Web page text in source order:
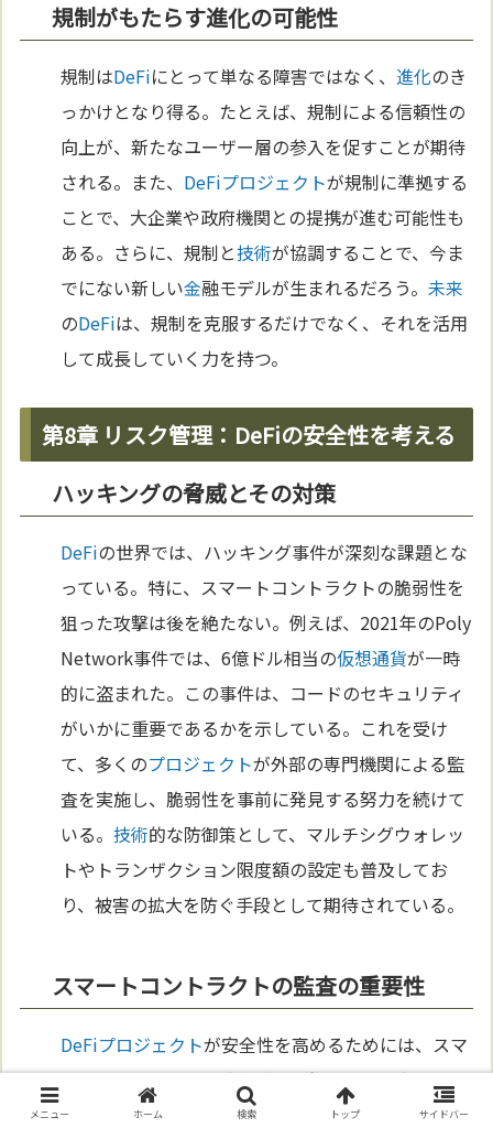
規制がもたらす進化の可能性
規制はDeFiにとって単なる障害ではなく、進化のき
っかけとなり得る。たとえば、規制による信頼性の
向上が、新たなユーザー層の参入を促すことが期待
される。また、 DeFiプロジェクトが規制に準拠する
ことで、大企業や政府機関との提携が進む可能性も
ある。さらに、規制と技術が協調することで、今ま
でにない新しい金融モデルが生まれるだろう。未来
のDeFiは、規制を克服するだけでなく、それを活用
して成長していく力を持つ。
第8章 リスク管理：DeFiの安全性を考える
ハッキングの脅威とその対策
DeFiの世界では、ハッキング事件が深刻な課題とな
っている。特に、スマートコントラクトの脆弱性を
狙った攻撃は後を絶たない。例えば、2021年のPoly
Network事件では、6億ドル相当の仮想通貨が一時
的に盗まれた。この事件は、コードのセキュリティ
がいかに重要であるかを示している。これを受け
て、多くのプロジェクトが外部の専門機関による監
査を実施し、脆弱性を事前に発見する努力を続けて
いる。技術的な防御策として、マルチシグウォレッ
トやトランザクション限度額の設定も普及してお
り、被害の拡大を防ぐ手段として期待されている。
スマートコントラクトの監査の重要性
DeFiプロジェクトが安全性を高めるためには、スマ
ートコントラクトの監査が不可欠である。専門のセ
キュリティ企業がコードをチェックし、潜在的な問
メニュー ホーム 検索 トップ サイドバー